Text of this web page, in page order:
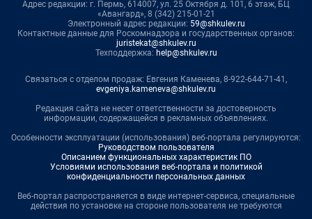
Адрес редакции: г. Пермь, 614007, ул. 25 Октября д. 101, 6 этаж, БЦ
«Авангард», 8 (342) 215-01-21
Электронный адрес редакции: 59@shkulev.ru
Контактные данные для Роскомнадзора и государственных органов:
juristekat@shkulev.ru
Техподдержка: help@shkulev.ru
Связаться с отделом продаж: Евгения Каменева, 8-922-644-71-41,
evgeniya.kameneva@shkulev.ru
Редакция сайта не несет ответственности за достоверность
информации, содержащейся в рекламных объявлениях.
Особенности эксплуатации (использования) веб-портала регулируются:
Руководством пользователя
Описанием функциональных характеристик ПО
Условиями использования веб-портала и политикой
конфиденциальности персональных данных
Веб-портал распространяется в виде интернет-сервиса, специальные
действия по установке на стороне пользователя не требуются